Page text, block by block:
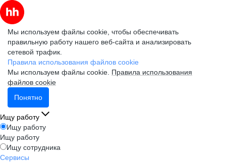
Мы используем файлы cookie, чтобы обеспечивать
правильную работу нашего веб-сайта и анализировать
сетевой трафик.
Правила использования файлов cookie
Мы используем файлы cookie. Правила использования
файлов cookie
Понятно
Ищу работу
Ищу работу
Ищу работу
Ищу сотрудника
Сервисы